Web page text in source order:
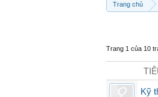
Trang chủ
Trang 1 của 10
Kỹ